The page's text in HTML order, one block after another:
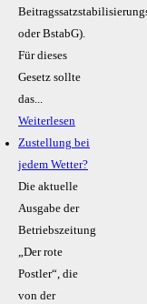
oder BstabG).
Für dieses
Gesetz sollte
das...
Weiterlesen
Zustellung bei
jedem Wetter?
Die aktuelle
Ausgabe der
Betriebszeitung
„Der rote
Postler“, die
von der